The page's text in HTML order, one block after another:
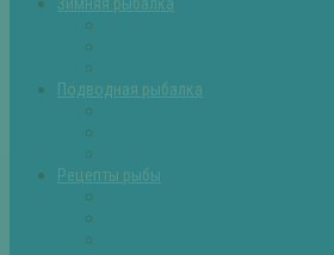
Зимняя рыбалка
Подводная рыбалка
Рецепты рыбы